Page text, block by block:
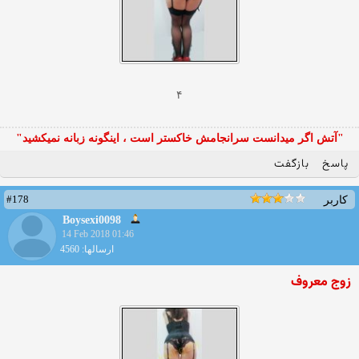
۴
"آتش اگر ميدانست سرانجامش خاكستر است ، اينگونه زبانه نميكشيد"
پاسخ بازگفت
کاربر
#178
Boysexi0098
14 Feb 2018 01:46
ارسالها: 4560
زوج معروف